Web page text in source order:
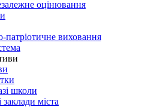
оцінювання
патріотичне виховання
школи
міста